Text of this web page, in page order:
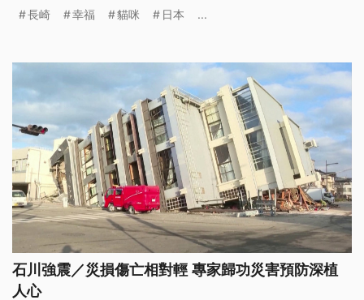
長崎 幸福 貓咪 日本 ...
石川強震／災損傷亡相對輕 專家歸功災害預防深植
人心